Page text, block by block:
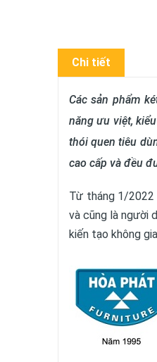
Chi tiết
Các sản phẩm
năng ưu việt,
thói quen tiêu
cao cấp và đều
Từ tháng 1/2022
và cũng là người
kiến tạo không